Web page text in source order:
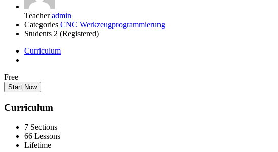
Teacher admin
Categories CNC Werkzeugprogrammierung
Students 2 (Registered)
Curriculum
Free
Start Now
Curriculum
7 Sections
66 Lessons
Lifetime